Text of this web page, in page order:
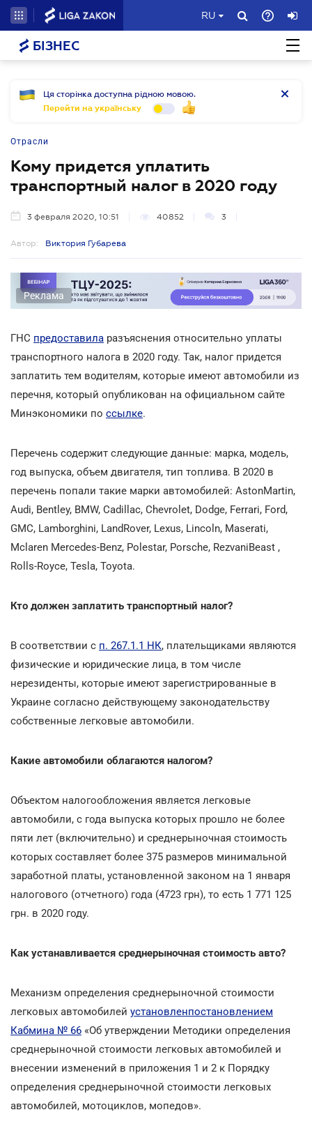
RU
БІЗНЕС
Ця сторінка доступна рідною мовою.
Перейти на українську
Отрасли
Кому придется уплатить
транспортный налог в 2020 году
3 февраля 2020, 10:51 40852 3
Автор: Виктория Губарева
Реклама
ГНС предоставила разъяснения относительно уплаты
транспортного налога в 2020 году. Так, налог придется
заплатить тем водителям, которые имеют автомобили из
перечня, который опубликован на официальном сайте
Минэкономики по ссылке.
Перечень содержит следующие данные: марка, модель,
год выпуска, объем двигателя, тип топлива. В 2020 в
перечень попали такие марки автомобилей: AstonMartin,
Audi, Bentley, BMW, Cadillac, Chevrolet, Dodge, Ferrari, Ford,
GMC, Lamborghini, LandRover, Lexus, Lincoln, Maserati,
Mclaren Mercedes-Benz, Polestar, Porsche, RezvaniBeast ,
Rolls-Royce, Tesla, Toyota.
Кто должен заплатить транспортный налог?
В соответствии с п. 267.1.1 НК, плательщиками являются
физические и юридические лица, в том числе
нерезиденты, которые имеют зарегистрированные в
Украине согласно действующему законодательству
собственные легковые автомобили.
Какие автомобили облагаются налогом?
Объектом налогообложения является легковые
автомобили, с года выпуска которых прошло не более
пяти лет (включительно) и среднерыночная стоимость
которых составляет более 375 размеров минимальной
заработной платы, установленной законом на 1 января
налогового (отчетного) года (4723 грн), то есть 1 771 125
грн. в 2020 году.
Как устанавливается среднерыночная стоимость авто?
Механизм определения среднерыночной стоимости
легковых автомобилей установленпостановлением
Кабмина № 66 «Об утверждении Методики определения
среднерыночной стоимости легковых автомобилей и
внесении изменений в приложения 1 и 2 к Порядку
определения среднерыночной стоимости легковых
автомобилей, мотоциклов, мопедов».